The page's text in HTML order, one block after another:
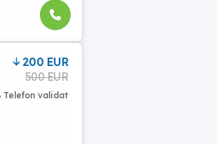
200 EUR
500 EUR
Telefon validat